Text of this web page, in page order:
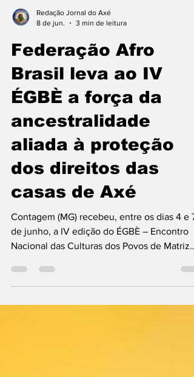
8 de jun.
3 min de leitura
Federação Afro
Brasil leva ao IV
ÉGBÈ a força da
ancestralidade
aliada à proteção
dos direitos das
casas de Axé
Contagem (MG) recebeu, entre os dias 4 e 7
Nacional das Culturas dos Povos de Matriz
Africana, reunindo mais de 500 lideranças